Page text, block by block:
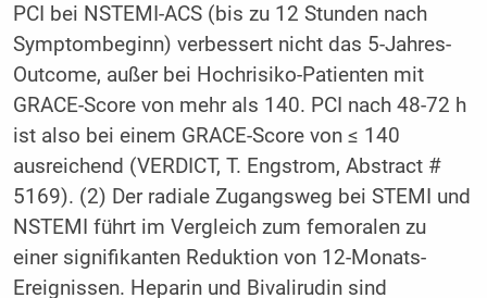
PCI bei NSTEMI-ACS (bis zu 12 Stunden nach
Symptombeginn) verbessert nicht das 5-Jahres-
Outcome, außer bei Hochrisiko-Patienten mit
GRACE-Score von mehr als 140. PCI nach 48-72 h
ist also bei einem GRACE-Score von ≤ 140
ausreichend (VERDICT, T. Engstrom, Abstract #
5169). (2) Der radiale Zugangsweg bei STEMI und
NSTEMI führt im Vergleich zum femoralen zu
einer signifikanten Reduktion von 12-Monats-
Ereignissen. Heparin und Bivalirudin sind